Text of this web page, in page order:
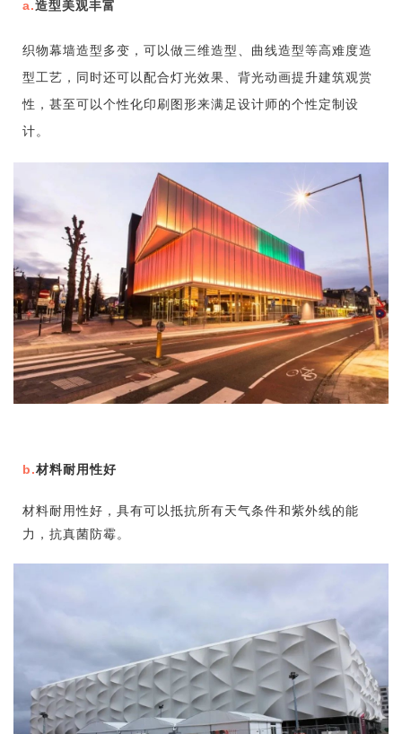
a.造型美观丰富
织物幕墙造型多变，可以做三维造型、曲线造型等高难度造
型工艺，同时还可以配合灯光效果、背光动画提升建筑观赏
性，甚至可以个性化印刷图形来满足设计师的个性定制设
计。
b.材料耐用性好
材料耐用性好，具有可以抵抗所有天气条件和紫外线的能
力，抗真菌防霉。